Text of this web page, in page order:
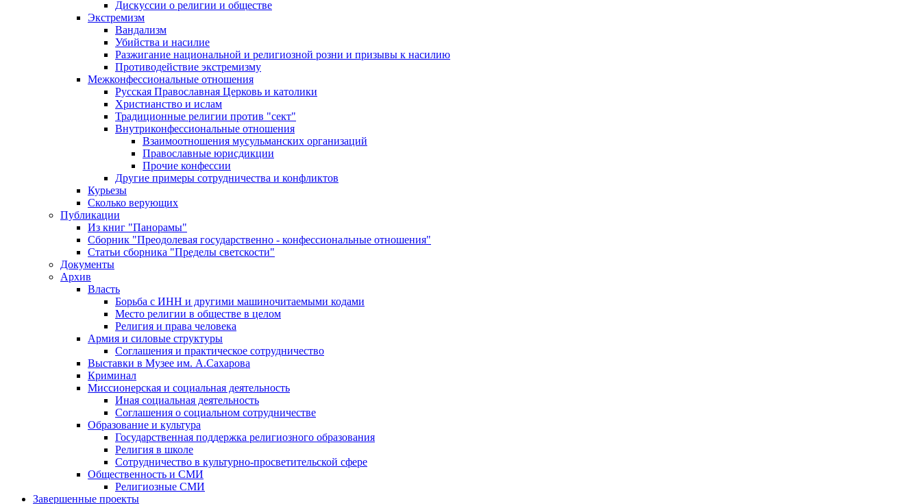
Дискуссии о религии и обществе
Экстремизм
Вандализм
Убийства и насилие
Разжигание национальной и религиозной розни и призывы к насилию
Противодействие экстремизму
Межконфессиональные отношения
Русская Православная Церковь и католики
Христианство и ислам
Традиционные религии против "сект"
Внутриконфессиональные отношения
Взаимоотношения мусульманских организаций
Православные юрисдикции
Прочие конфессии
Другие примеры сотрудничества и конфликтов
Курьезы
Сколько верующих
Публикации
Из книг "Панорамы"
Сборник "Преодолевая государственно - конфессиональные отношения"
Статьи сборника "Пределы светскости"
Документы
Архив
Власть
Борьба с ИНН и другими машиночитаемыми кодами
Место религии в обществе в целом
Религия и права человека
Армия и силовые структуры
Соглашения и практическое сотрудничество
Выставки в Музее им. А.Сахарова
Криминал
Миссионерская и социальная деятельность
Иная социальная деятельность
Соглашения о социальном сотрудничестве
Образование и культура
Государственная поддержка религиозного образования
Религия в школе
Сотрудничество в культурно-просветительской сфере
Общественность и СМИ
Религиозные СМИ
Завершенные проекты